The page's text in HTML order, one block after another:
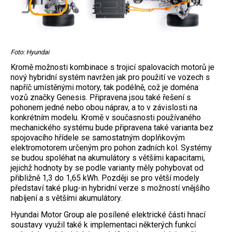
Foto: Hyundai
Kromě možnosti kombinace s trojicí spalovacích motorů je
nový hybridní systém navržen jak pro použití ve vozech s
napříč umístěnými motory, tak podélně, což je doména
vozů značky Genesis. Připravena jsou také řešení s
pohonem jedné nebo obou náprav, a to v závislosti na
konkrétním modelu. Kromě v současnosti používaného
mechanického systému bude připravena také varianta bez
spojovacího hřídele se samostatným doplňkovým
elektromotorem určeným pro pohon zadních kol. Systémy
se budou spoléhat na akumulátory s většími kapacitami,
jejichž hodnoty by se podle varianty měly pohybovat od
přibližně 1,3 do 1,65 kWh. Později se pro větší modely
představí také plug-in hybridní verze s možností vnějšího
nabíjení a s většími akumulátory.
Hyundai Motor Group ale posílené elektrické části hnací
soustavy využil také k implementaci některých funkcí